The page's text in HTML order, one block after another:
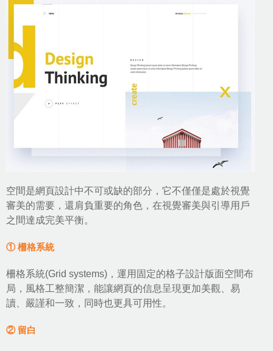
空間是網頁設計中不可或缺的部分，它不僅僅是處於視覺
審美的需要，還肩負重要的角色，在視覺審美與引導用戶
之間達成完美平衡。
① 柵格系統
柵格系統(Grid systems)，運用固定的格子設計版面空間布
局，風格工整簡潔，能讓網頁的信息呈現更加美觀、易
讀、嚴謹和一致，同時也更具可用性。
② 留白